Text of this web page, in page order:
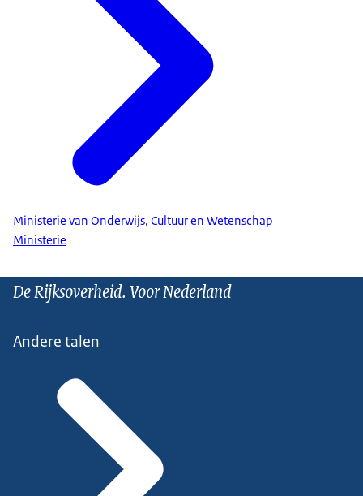
Ministerie van Onderwijs, Cultuur en Wetenschap
Ministerie
De Rijksoverheid. Voor Nederland
Andere talen